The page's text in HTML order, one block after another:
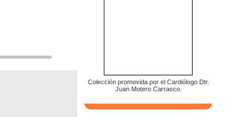
Colección promovida por el Cardiólogo Dtr.
Juan Motero Carrasco.